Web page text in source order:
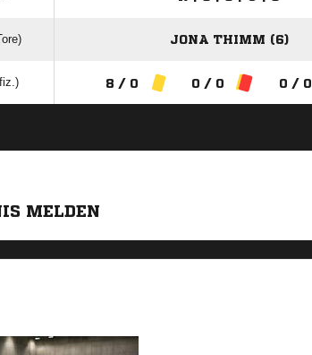
JONA THIMM (6)
8 / 0 0 / 0 0 / 0
MELDEN